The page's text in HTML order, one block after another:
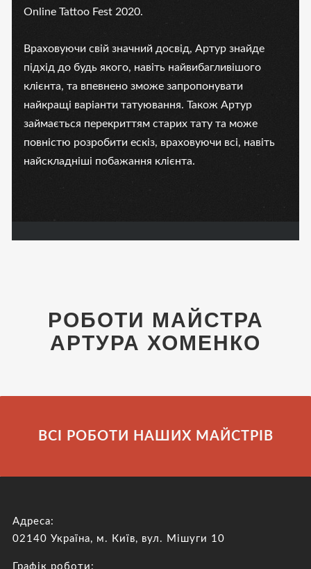
Online Tattoo Fest 2020.
Враховуючи свій значний досвід, Артур знайде
підхід до будь якого, навіть найвибагливішого
клієнта, та впевнено зможе запропонувати
найкращі варіанти татуювання. Також Артур
займається перекриттям старих тату та може
повністю розробити ескіз, враховуючи всі, навіть
найскладніші побажання клієнта.
РОБОТИ МАЙСТРА
АРТУРА ХОМЕНКО
ВСІ РОБОТИ НАШИХ МАЙСТРІВ
Адреса:
02140 Україна, м. Київ, вул. Мішуги 10
Графік роботи: